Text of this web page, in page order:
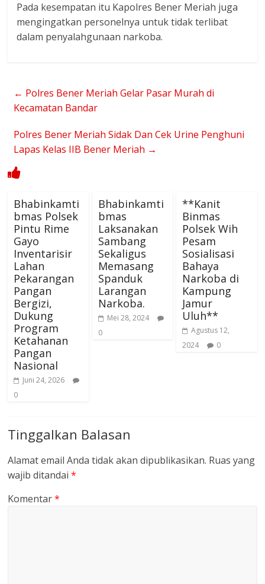
Pada kesempatan itu Kapolres Bener Meriah juga
mengingatkan personelnya untuk tidak terlibat
dalam penyalahgunaan narkoba.
← Polres Bener Meriah Gelar Pasar Murah di
Kecamatan Bandar
Polres Bener Meriah Sidak Dan Cek Urine Penghuni
Lapas Kelas IIB Bener Meriah →
Bhabinkamti
bmas Polsek
Pintu Rime
Gayo
Inventarisir
Lahan
Pekarangan
Pangan
Bergizi,
Dukung
Program
Ketahanan
Pangan
Nasional
Juni 24, 2026
0
Bhabinkamti
bmas
Laksanakan
Sambang
Sekaligus
Memasang
Spanduk
Larangan
Narkoba.
Mei 28, 2024
0
**Kanit
Binmas
Polsek Wih
Pesam
Sosialisasi
Bahaya
Narkoba di
Kampung
Jamur
Uluh**
Agustus 12,
2024
0
Tinggalkan Balasan
Alamat email Anda tidak akan dipublikasikan. Ruas yang
wajib ditandai*
Komentar*